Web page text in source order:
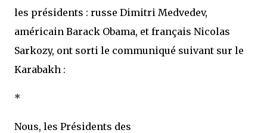
les présidents : russe Dimitri Medvedev,
américain Barack Obama, et français Nicolas
Sarkozy, ont sorti le communiqué suivant sur le
Karabakh :
*
Nous, les Présidents des